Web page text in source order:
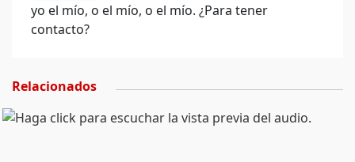
yo el mío, o el mío, o el mío. ¿Para tener
contacto?
Relacionados